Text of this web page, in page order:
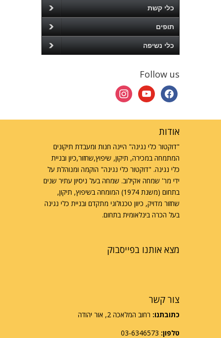
כלי קשת
תופים
כלי נשיפה
Follow us
facebook
youtube
instagram
אודות
"דוקטור כלי נגינה" היינה חנות ומעבדת תיקונים
המתמחה במכירה, תיקון, שיפוץ,שחזור,כיון ובניית
כלי נגינה. "דוקטור כלי נגינה" הוקמה ומנוהלת על
ידי מר' שמחה אקילוב. שמחה בעל ניסיון עתיר שנים
בתחום (משנת 1974) המומחה בשיפוץ, תיקון,
שחזור מדויק, כיוון טכנולוגי מתקדם ובניית כלי נגינה
בעל הכרה בינלאומית בתחום.
מצא אותנו בפייסבוק
צור קשר
כתובתנו: רחוב המלאכה 2, אור יהודה
טלפון: